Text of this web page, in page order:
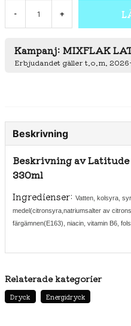
- +
Kampanj: MIXFLAK
Erbjudandet gäller t.o.m. 2026-
Beskrivning
Beskrivning av
330ml
Ingredienser: Vatten, kolsyra,
medel(citronsyra,natriumsalter av
färgämnen(E163), niacin, vitamin B6,
Relaterade kategorier
Dryck Energidryck